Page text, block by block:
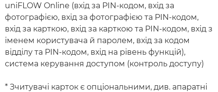
uniFLOW Online (вхід за PIN-кодом, вхід за
фотографією, вхід за фотографією та PIN-кодом,
вхід за карткою, вхід за карткою та PIN-кодом, вхід з
іменем користувача й паролем, вхід за кодом
відділу та PIN-кодом, вхід на рівень функцій),
система керування доступом (контроль доступу)
* Зчитувачі карток є опціональними, див. апаратні